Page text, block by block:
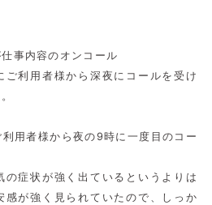
事内容のオンコール
ご利用者様から深夜にコールを受け
用者様から夜の9時に一度目のコー
の症状が強く出ているというよりは
感が強く見られていたので、しっか